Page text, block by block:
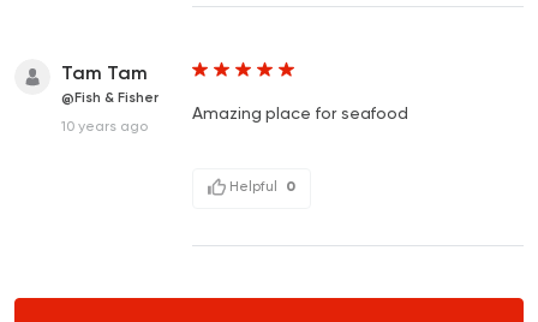
Tam Tam
@Fish & Fisher
10 years ago
Amazing place for seafood
Helpful 0